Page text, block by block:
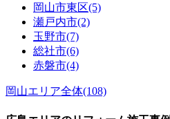
岡山市東区(5)
瀬戸内市(2)
玉野市(7)
総社市(6)
赤磐市(4)
岡山エリア全体(108)